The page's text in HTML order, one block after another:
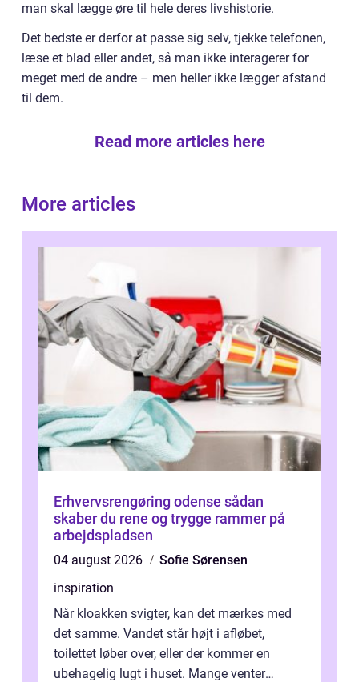
man skal lægge øre til hele deres livshistorie.
Det bedste er derfor at passe sig selv, tjekke telefonen,
læse et blad eller andet, så man ikke interagerer for
meget med de andre – men heller ikke lægger afstand
til dem.
Read more articles here
More articles
Erhvervsrengøring odense sådan
skaber du rene og trygge rammer på
arbejdspladsen
04 august 2026
Sofie Sørensen
inspiration
Når kloakken svigter, kan det mærkes med
det samme. Vandet står højt i afløbet,
toilettet løber over, eller der kommer en
ubehagelig lugt i huset. Mange venter